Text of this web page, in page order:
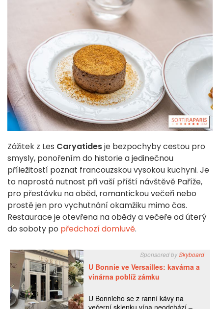
Zážitek z Les Caryatidesje bezpochyby cestou pro
smysly, ponořením do historie a jedinečnou
příležitostí poznat francouzskou vysokou kuchyni. Je
to naprostá nutnost při vaší příští návštěvě Paříže,
pro přestávku na oběd, romantickou večeři nebo
prostě jen pro vychutnání okamžiku mimo čas.
Restaurace je otevřena na obědy a večeře od úterý
do soboty po předchozí domluvě.